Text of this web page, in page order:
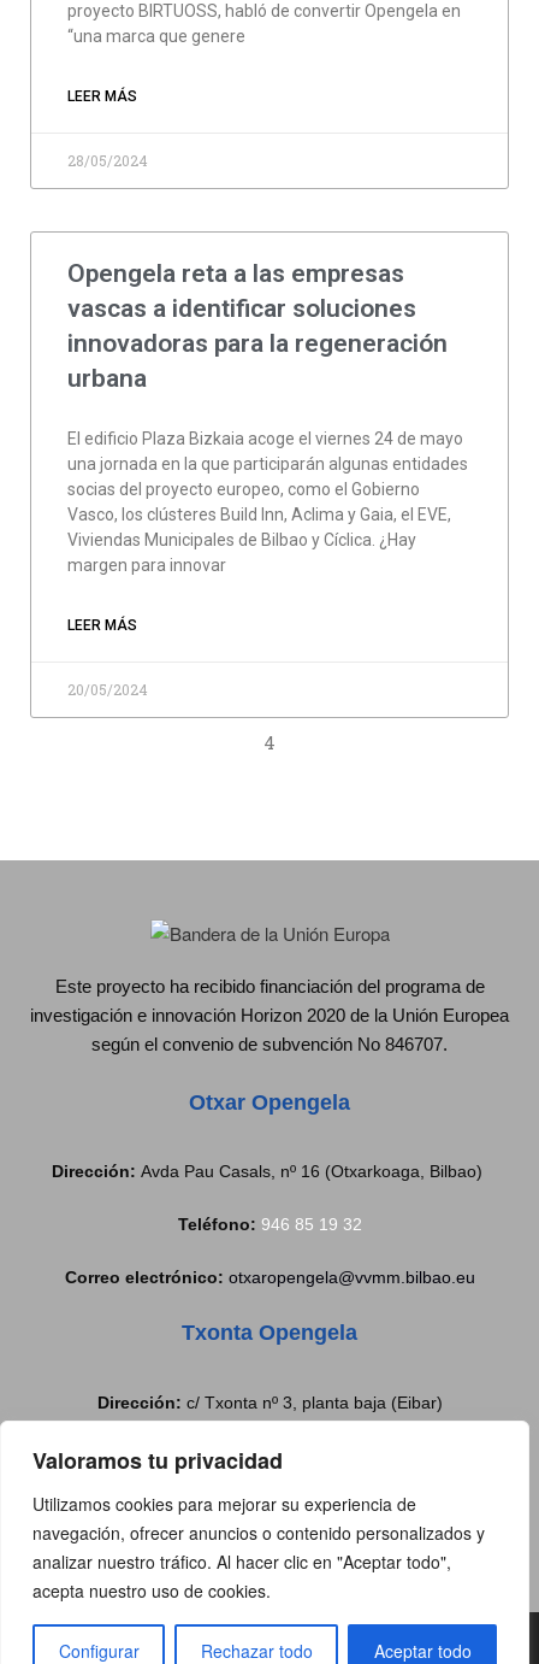
Valoramos tu privacidad
Utilizamos cookies para mejorar su experiencia de
navegación, ofrecer anuncios o contenido personalizados y
analizar nuestro tráfico. Al hacer clic en "Aceptar todo",
acepta nuestro uso de cookies.
Configurar Rechazar todo Aceptar todo
proyecto BIRTUOSS, habló de convertir Opengela en
“una marca que genere
LEER MÁS
28/05/2024
Opengela reta a las empresas
vascas a identificar soluciones
innovadoras para la regeneración
urbana
El edificio Plaza Bizkaia acoge el viernes 24 de mayo
una jornada en la que participarán algunas entidades
socias del proyecto europeo, como el Gobierno
Vasco, los clústeres Build Inn, Aclima y Gaia, el EVE,
Viviendas Municipales de Bilbao y Cíclica. ¿Hay
margen para innovar
LEER MÁS
20/05/2024
4
Este proyecto ha recibido financiación del programa de
investigación e innovación Horizon 2020 de la Unión Europea
según el convenio de subvención No 846707.
Otxar Opengela
Dirección: Avda Pau Casals, nº 16 (Otxarkoaga, Bilbao)
Teléfono: 946 85 19 32
Correo electrónico: otxaropengela@vvmm.bilbao.eu
Txonta Opengela
Dirección: c/ Txonta nº 3, planta baja (Eibar)
Teléfono:688 77 97 37
Correo electrónico: txontabulegoa@eibar.eus